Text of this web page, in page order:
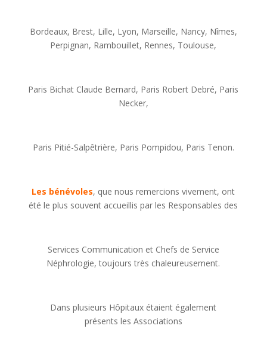
Bordeaux, Brest, Lille, Lyon, Marseille, Nancy, Nîmes,
Perpignan, Rambouillet, Rennes, Toulouse,
Paris Bichat Claude Bernard, Paris Robert Debré, Paris
Necker,
Paris Pitié-Salpêtrière, Paris Pompidou, Paris Tenon.
Les bénévoles, que nous remercions vivement, ont
été le plus souvent accueillis par les Responsables des
Services Communication et Chefs de Service
Néphrologie, toujours très chaleureusement.
Dans plusieurs Hôpitaux étaient également
présents les Associations